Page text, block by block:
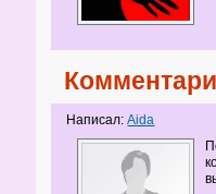
Написал:Aida